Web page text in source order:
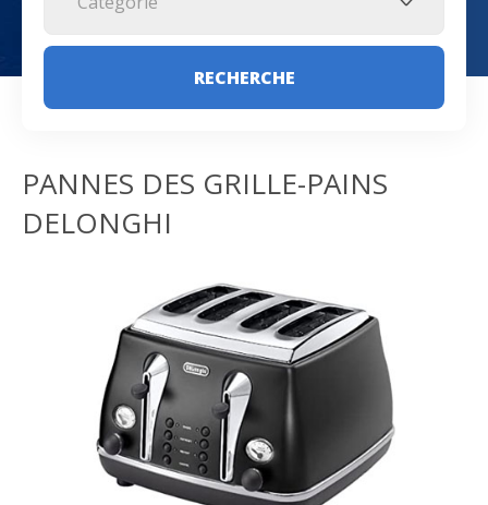
RECHERCHE
PANNES DES GRILLE-PAINS
DELONGHI